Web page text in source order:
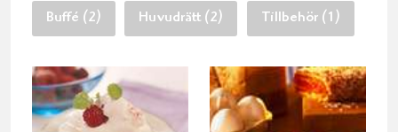
Buffé (2) Huvudrätt (2) Tillbehör (1)